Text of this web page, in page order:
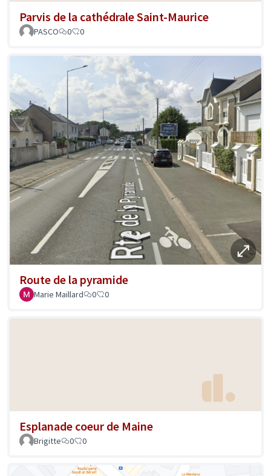
Parvis de la cathédrale Saint-Maurice
PASCO 0 0
Route de la pyramide
Marie Maillard 0 0
Esplanade coeur de Maine
Brigitte 0 0